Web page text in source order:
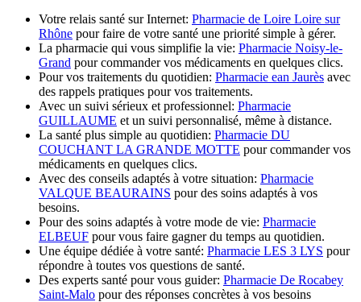
Votre relais santé sur Internet: Pharmacie de Loire Loire sur
Rhône pour faire de votre santé une priorité simple à gérer.
La pharmacie qui vous simplifie la vie: Pharmacie Noisy-le-
Grand pour commander vos médicaments en quelques clics.
Pour vos traitements du quotidien: Pharmacie ean Jaurès avec
des rappels pratiques pour vos traitements.
Avec un suivi sérieux et professionnel: Pharmacie
GUILLAUME et un suivi personnalisé, même à distance.
La santé plus simple au quotidien: Pharmacie DU
COUCHANT LA GRANDE MOTTE pour commander vos
médicaments en quelques clics.
Avec des conseils adaptés à votre situation: Pharmacie
VALQUE BEAURAINS pour des soins adaptés à vos
besoins.
Pour des soins adaptés à votre mode de vie: Pharmacie
ELBEUF pour vous faire gagner du temps au quotidien.
Une équipe dédiée à votre santé: Pharmacie LES 3 LYS pour
répondre à toutes vos questions de santé.
Des experts santé pour vous guider: Pharmacie De Rocabey
Saint-Malo pour des réponses concrètes à vos besoins